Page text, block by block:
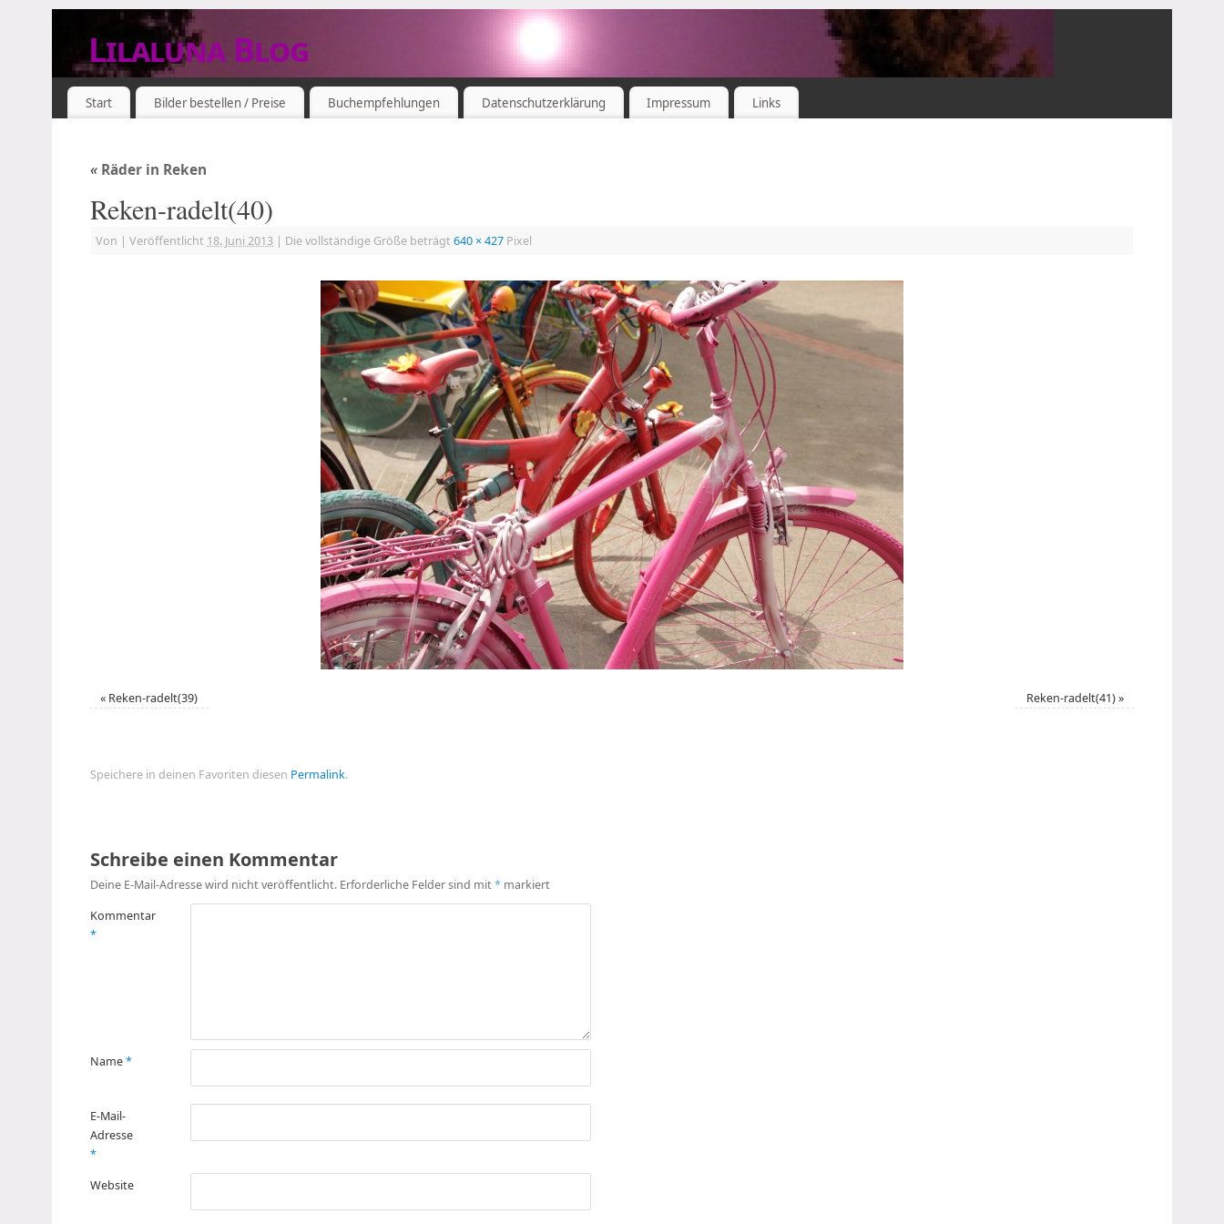
Lilaluna Blog
DAS JETZT IST SCHON VERGANGENHEIT
Start Bilder bestellen / Preise Buchempfehlungen Datenschutzerklärung Impressum Links
« Räder in Reken
Reken-radelt(40)
Von | Veröffentlicht 18. Juni 2013 | Die vollständige Größe beträgt 640 × 427 Pixel
« Reken-radelt(39) Reken-radelt(41)»
Speichere in deinen Favoriten diesen Permalink.
Schreibe einen Kommentar
Deine E-Mail-Adresse wird nicht veröffentlicht. Erforderliche Felder sind mit* markiert
Kommentar
*
Name*
E-Mail-
Adresse
*
Website